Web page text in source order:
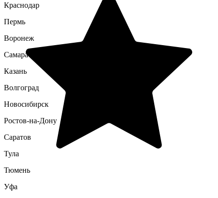
Краснодар
Пермь
Воронеж
Самара
Казань
Волгоград
Новосибирск
Ростов-на-Дону
Саратов
Тула
Тюмень
Уфа